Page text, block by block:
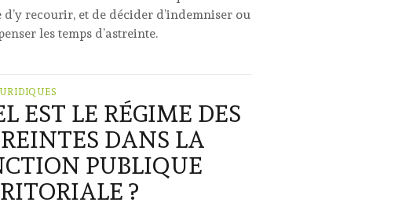
d’y recourir, et de décider d’indemniser ou
les temps d’astreinte.
EST LE RÉGIME DES
DANS LA
PUBLIQUE
?